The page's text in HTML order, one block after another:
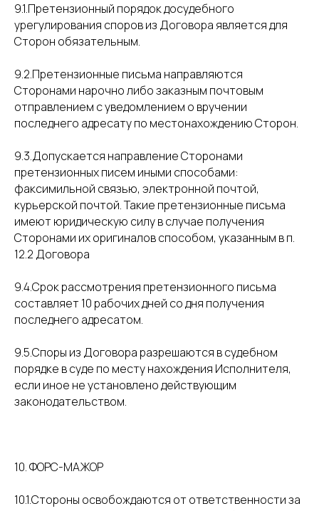
9.1.Претензионный порядок досудебного
урегулирования споров из Договора является для
Сторон обязательным.
9.2.Претензионные письма направляются
Сторонами нарочно либо заказным почтовым
отправлением с уведомлением о вручении
последнего адресату по местонахождению Сторон.
9.3.Допускается направление Сторонами
претензионных писем иными способами:
факсимильной связью, электронной почтой,
курьерской почтой. Такие претензионные письма
имеют юридическую силу в случае получения
Сторонами их оригиналов способом, указанным в п.
12.2 Договора
9.4.Срок рассмотрения претензионного письма
составляет 10 рабочих дней со дня получения
последнего адресатом.
9.5.Споры из Договора разрешаются в судебном
порядке в суде по месту нахождения Исполнителя,
если иное не установлено действующим
законодательством.
10. ФОРС-МАЖОР
10.1.Стороны освобождаются от ответственности за